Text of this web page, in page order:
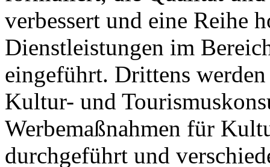
verbessert und eine Reihe
Dienstleistungen im
eingeführt. Drittens
Kultur- und
Werbemaßnahmen für
durchgeführt und